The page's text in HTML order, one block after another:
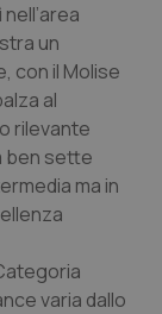
un
con il Molise
al
rilevante
ben sette
ma in
varia dallo